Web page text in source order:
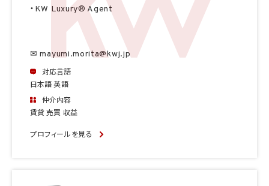
・KW Luxury® Agent
✉ mayumi.morita@kwj.jp
対応言語
日本語 英語
仲介内容
賃貸 売買 収益
プロフィールを見る